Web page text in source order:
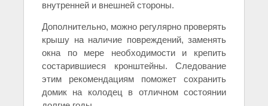
внутренней и внешней стороны.
Дополнительно, можно регулярно проверять
крышу на наличие повреждений, заменять
окна по мере необходимости и крепить
состарившиеся кронштейны. Следование
этим рекомендациям поможет сохранить
домик на колодец в отличном состоянии